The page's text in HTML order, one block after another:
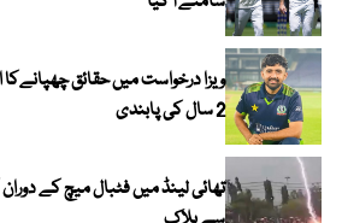
ویزا درخواست میں حقائق چھپانےکا
2 سال کی پابندی
تھائی لینڈ میں فٹبال میچ کے